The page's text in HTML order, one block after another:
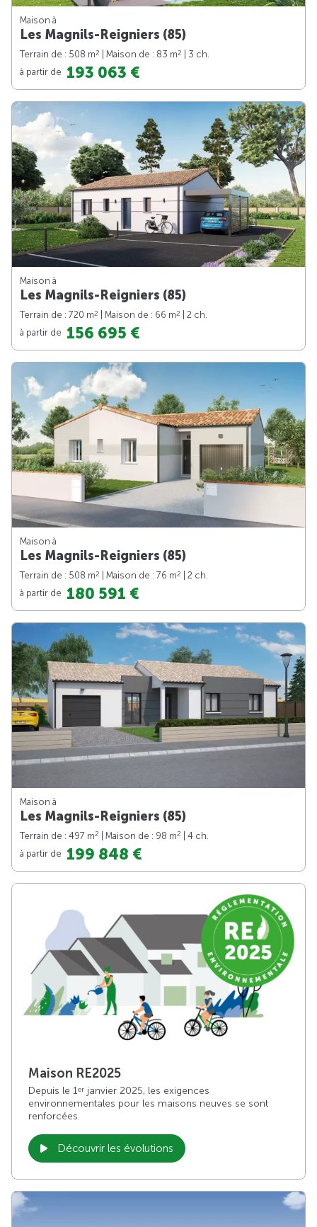
Maison à
Les Magnils-Reigniers (85)
Terrain de : 508 m2 | Maison de : 83 m2
| 3 ch.
à partir de 193 063 €
Maison à
Les Magnils-Reigniers (85)
Terrain de : 720 m2 | Maison de : 66 m2
| 2 ch.
à partir de 156 695 €
Maison à
Les Magnils-Reigniers (85)
Terrain de : 508 m2 | Maison de : 76 m2
| 2 ch.
à partir de 180 591 €
Maison à
Les Magnils-Reigniers (85)
Terrain de : 497 m2 | Maison de : 98 m2
| 4 ch.
à partir de 199 848 €
Maison RE2025
Depuis le 1er janvier 2025, les exigences
environnementales pour les maisons neuves se sont
renforcées.
Découvrir les évolutions